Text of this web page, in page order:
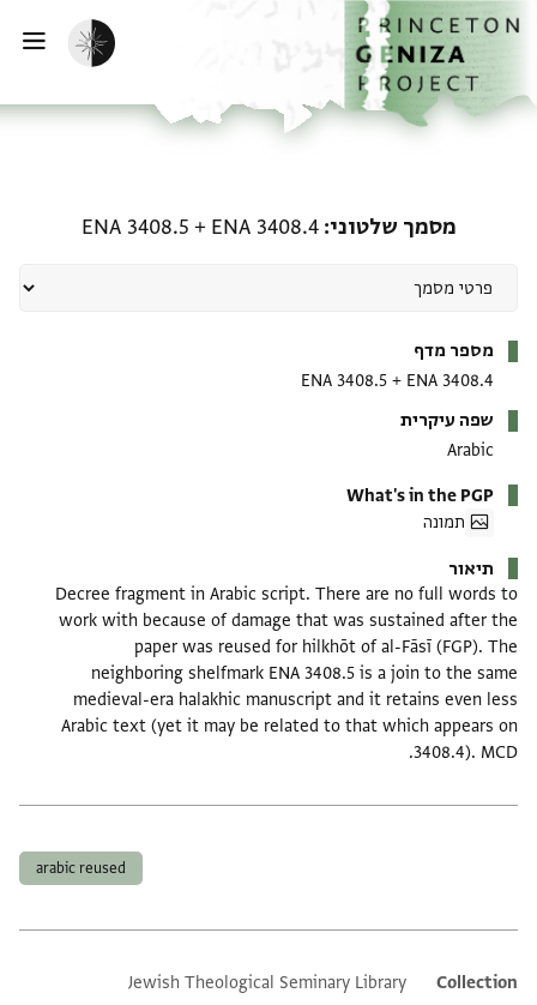
לתוכןהבית
הפעלת מצב כהה
מסמך שלטוני ENA 3408.4
+
ENA 3408.5
מספר מדף
ENA 3408.4
+
ENA 3408.5
שפה עיקרית
Arabic
What's in the PGP
תמונה
תיאור
Decree fragment in Arabic script. There are no full words to
work with because of damage that was sustained after the
paper was reused for hilkhōt of al-Fāsī (FGP). The
neighboring shelfmark ENA 3408.5 is a join to the same
medieval-era halakhic manuscript and it retains even less
Arabic text (yet it may be related to that which appears on
3408.4). MCD.
arabic reused
Additional metadata
Collection
Jewish Theological Seminary Library